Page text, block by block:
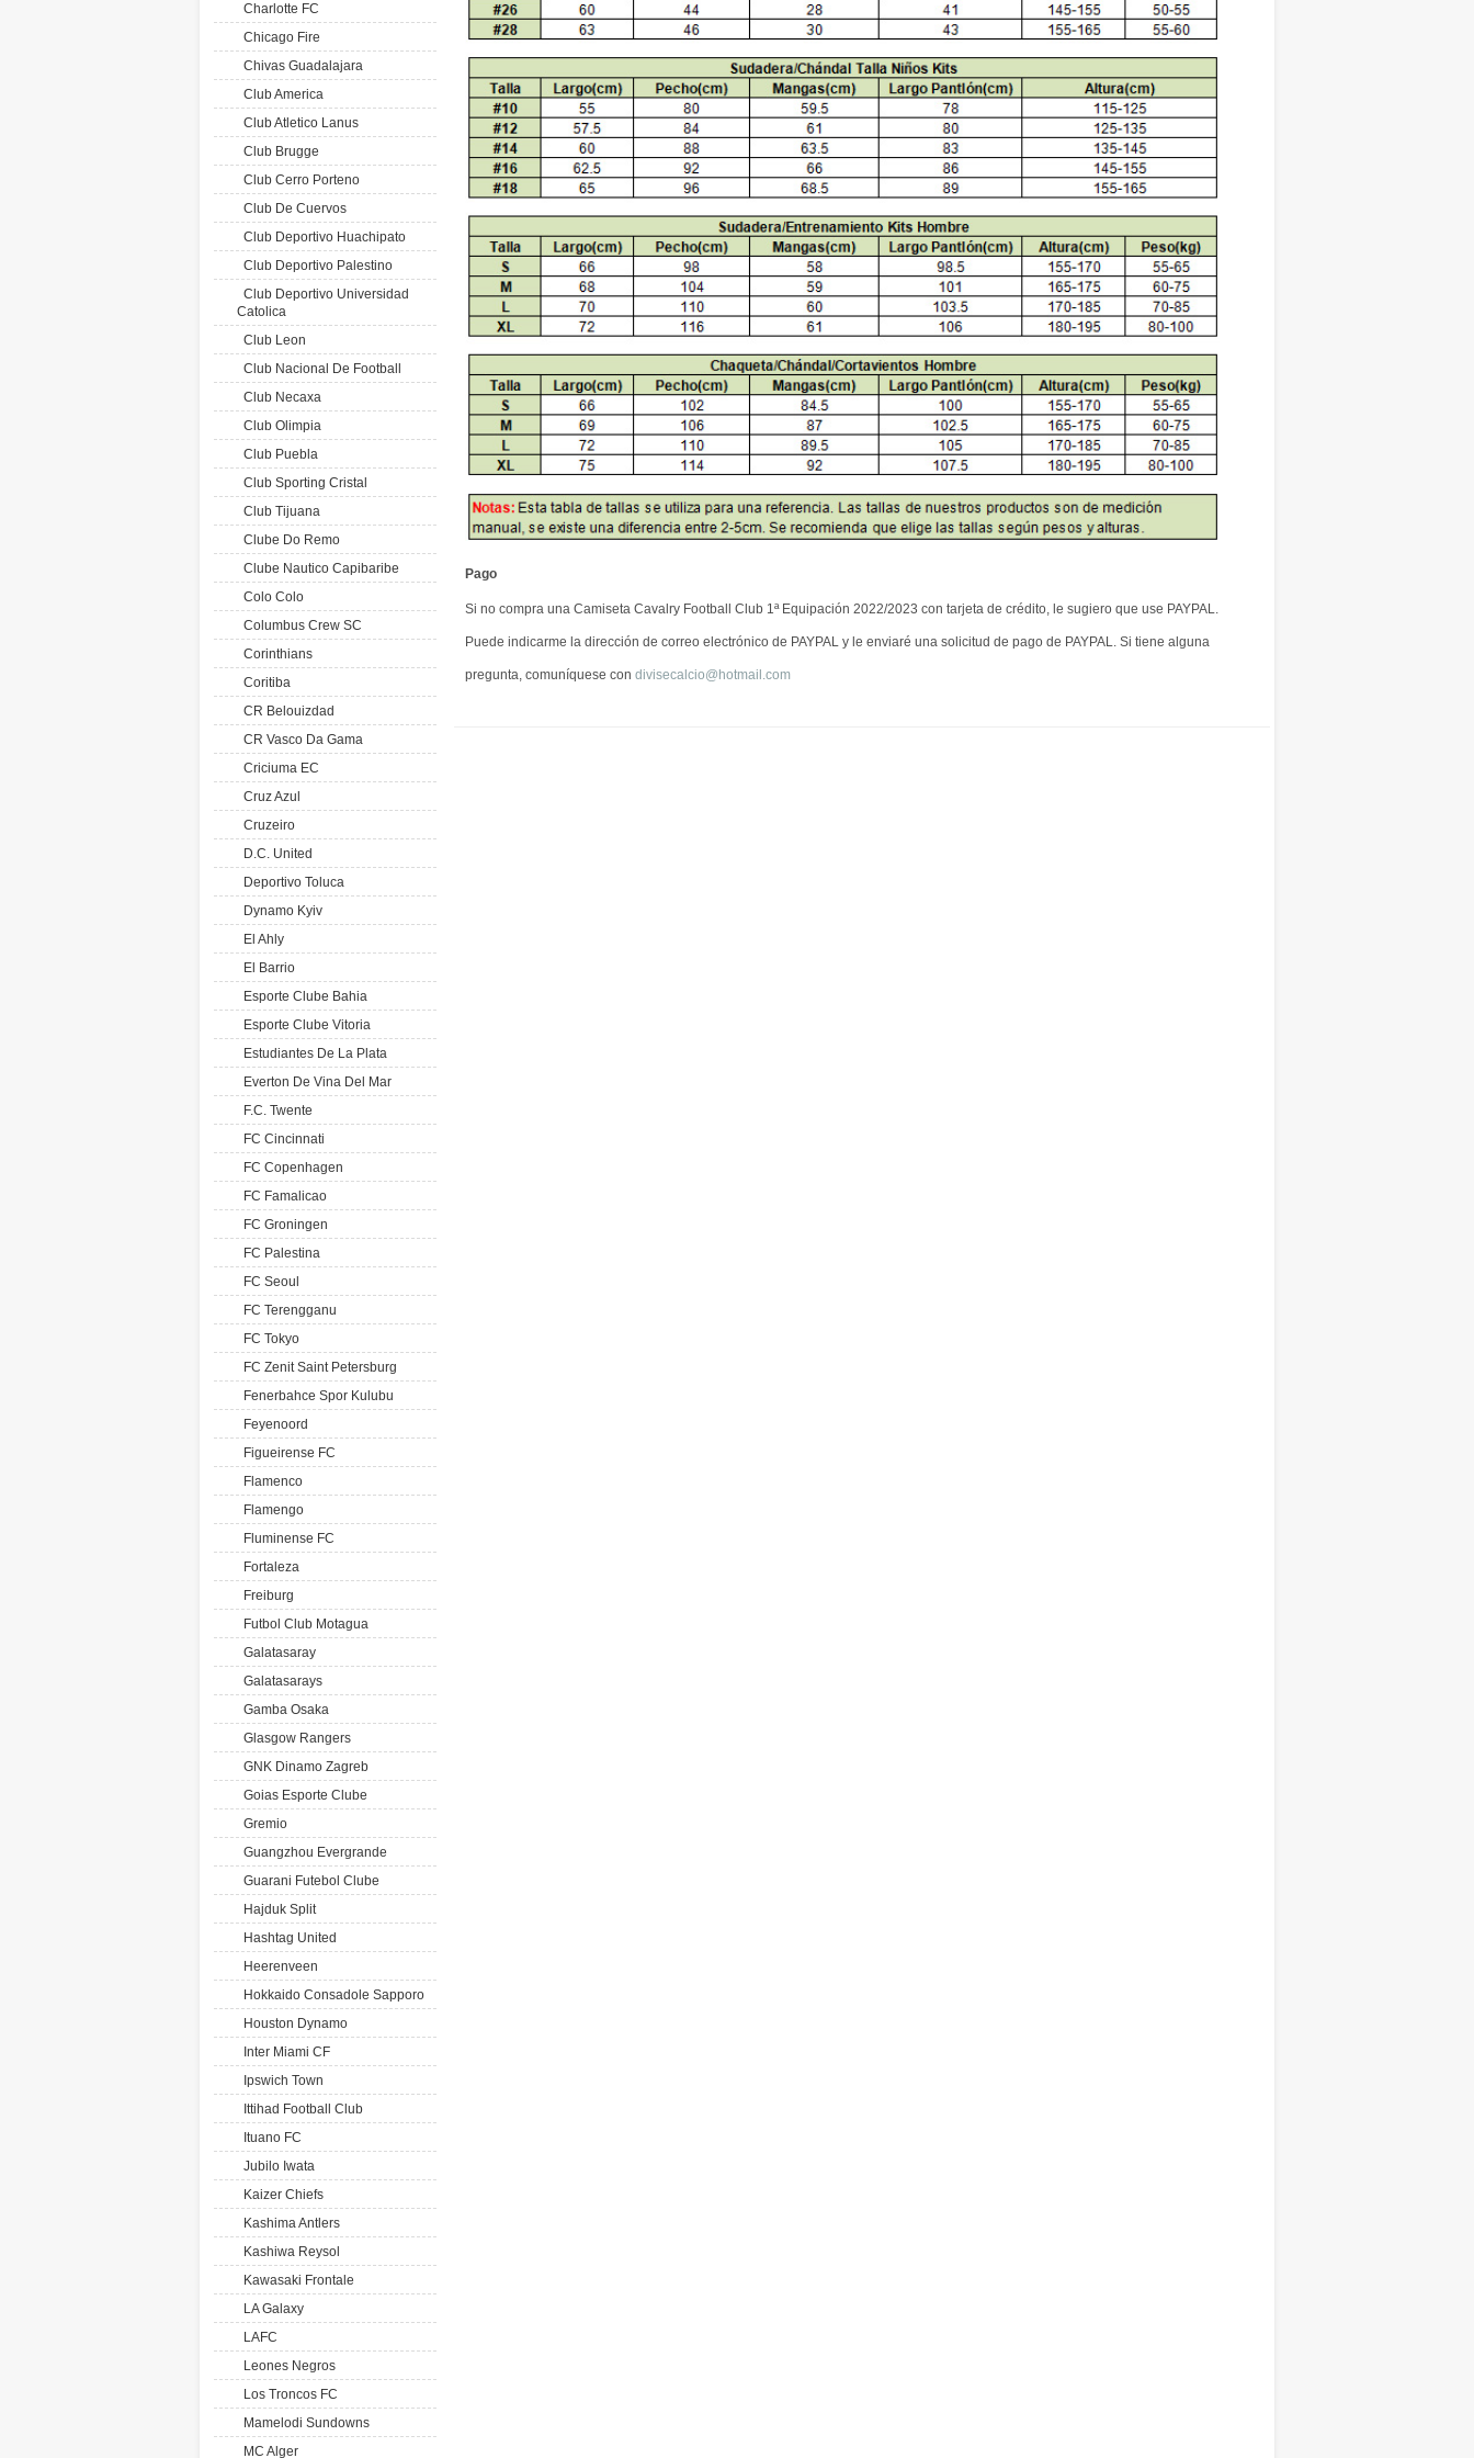
Charlotte FC
Chicago Fire
Chivas Guadalajara
Club America
Club Atletico Lanus
Club Brugge
Club Cerro Porteno
Club De Cuervos
Club Deportivo Huachipato
Club Deportivo Palestino
Club Deportivo Universidad
Catolica
Club Leon
Club Nacional De Football
Club Necaxa
Club Olimpia
Club Puebla
Club Sporting Cristal
Club Tijuana
Clube Do Remo
Clube Nautico Capibaribe
Colo Colo
Columbus Crew SC
Corinthians
Coritiba
CR Belouizdad
CR Vasco Da Gama
Criciuma EC
Cruz Azul
Cruzeiro
D.C. United
Deportivo Toluca
Dynamo Kyiv
El Ahly
El Barrio
Esporte Clube Bahia
Esporte Clube Vitoria
Estudiantes De La Plata
Everton De Vina Del Mar
F.C. Twente
FC Cincinnati
FC Copenhagen
FC Famalicao
FC Groningen
FC Palestina
FC Seoul
FC Terengganu
FC Tokyo
FC Zenit Saint Petersburg
Fenerbahce Spor Kulubu
Feyenoord
Figueirense FC
Flamenco
Flamengo
Fluminense FC
Fortaleza
Freiburg
Futbol Club Motagua
Galatasaray
Galatasarays
Gamba Osaka
Glasgow Rangers
GNK Dinamo Zagreb
Goias Esporte Clube
Gremio
Guangzhou Evergrande
Guarani Futebol Clube
Hajduk Split
Hashtag United
Heerenveen
Hokkaido Consadole Sapporo
Houston Dynamo
Inter Miami CF
Ipswich Town
Ittihad Football Club
Ituano FC
Jubilo Iwata
Kaizer Chiefs
Kashima Antlers
Kashiwa Reysol
Kawasaki Frontale
LA Galaxy
LAFC
Leones Negros
Los Troncos FC
Mamelodi Sundowns
MC Alger
Pago
Si no compra una Camiseta Cavalry Football Club 1ª Equipación 2022/2023 con tarjeta de crédito, le sugiero que use PAYPAL.
Puede indicarme la dirección de correo electrónico de PAYPAL y le enviaré una solicitud de pago de PAYPAL. Si tiene alguna
pregunta, comuníquese con divisecalcio@hotmail.com